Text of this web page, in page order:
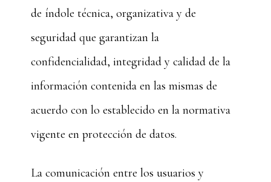
de índole técnica, organizativa y de
seguridad que garantizan la
confidencialidad, integridad y calidad de la
información contenida en las mismas de
acuerdo con lo establecido en la normativa
vigente en protección de datos.
La comunicación entre los usuarios y